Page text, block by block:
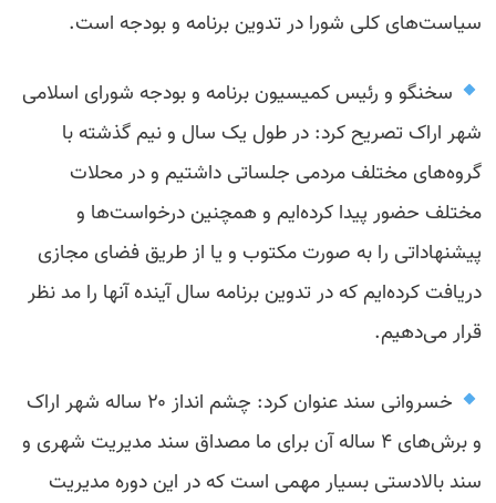
سیاست‌های کلی شورا در تدوین برنامه و بودجه است.
سخنگو و رئیس کمیسیون برنامه و بودجه شورای اسلامی
شهر اراک تصریح کرد: در طول یک سال و نیم گذشته با
گروه‌های مختلف مردمی جلساتی داشتیم و در محلات
مختلف حضور پیدا کرده‌ایم و همچنین درخواست‌ها و
پیشنهاداتی را به صورت مکتوب و یا از طریق فضای مجازی
دریافت کرده‌ایم که در تدوین برنامه سال آینده آنها را مد نظر
قرار می‌دهیم.
خسروانی سند عنوان کرد: چشم انداز ۲۰ ساله شهر اراک
و برش‌های ۴ ساله آن برای ما مصداق سند مدیریت شهری و
سند بالادستی بسیار مهمی است که در این دوره مدیریت